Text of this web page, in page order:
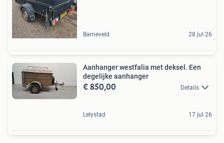
Barneveld 28 jul 26
Aanhanger westfalia met deksel. Een
degelijke aanhanger
€ 850,00 Details
Lelystad 17 jul 26